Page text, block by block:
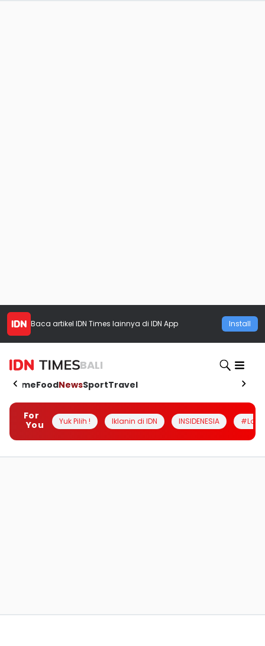
Baca artikel IDN Times lainnya di IDN App Install
BALI
HomeFoodNewsSportTravel
For
You
Yuk Pilih ! Iklanin di IDN INSIDENESIA